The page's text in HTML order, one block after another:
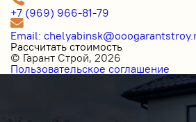
+7 (969) 966-81-79
Email:
Рассчитать стоимость
© Гарант Строй, 2026
Пользовательское соглашение